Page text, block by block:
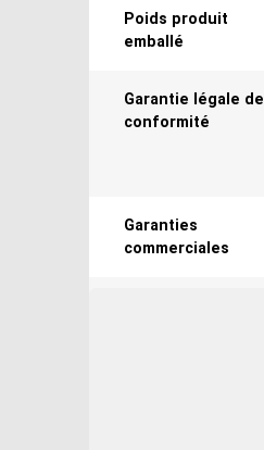
Poids produit
emballé
Garantie légale de
conformité
Garanties
commerciales